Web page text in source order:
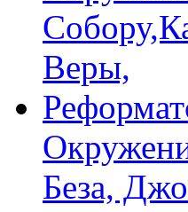
Веры,
Беза,